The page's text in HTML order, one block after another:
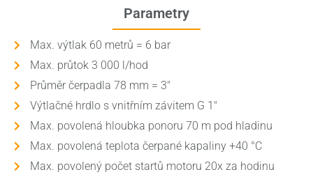
Parametry
Max. výtlak 60 metrů = 6 bar
Max. průtok 3 000 l/hod
Průměr čerpadla 78 mm = 3"
Výtlačné hrdlo s vnitřním závitem G 1"
Max. povolená hloubka ponoru 70 m pod hladinu
Max. povolená teplota čerpané kapaliny +40 °C
Max. povolený počet startů motoru 20x za hodinu